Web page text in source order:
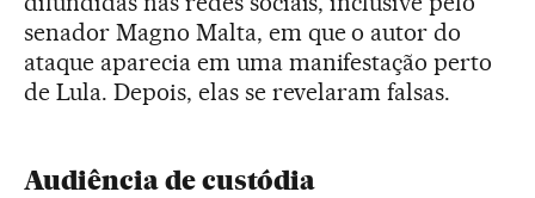
senador Magno Malta, em que o autor do
ataque aparecia em uma manifestação perto
de Lula. Depois, elas se revelaram falsas.
Audiência de custódia